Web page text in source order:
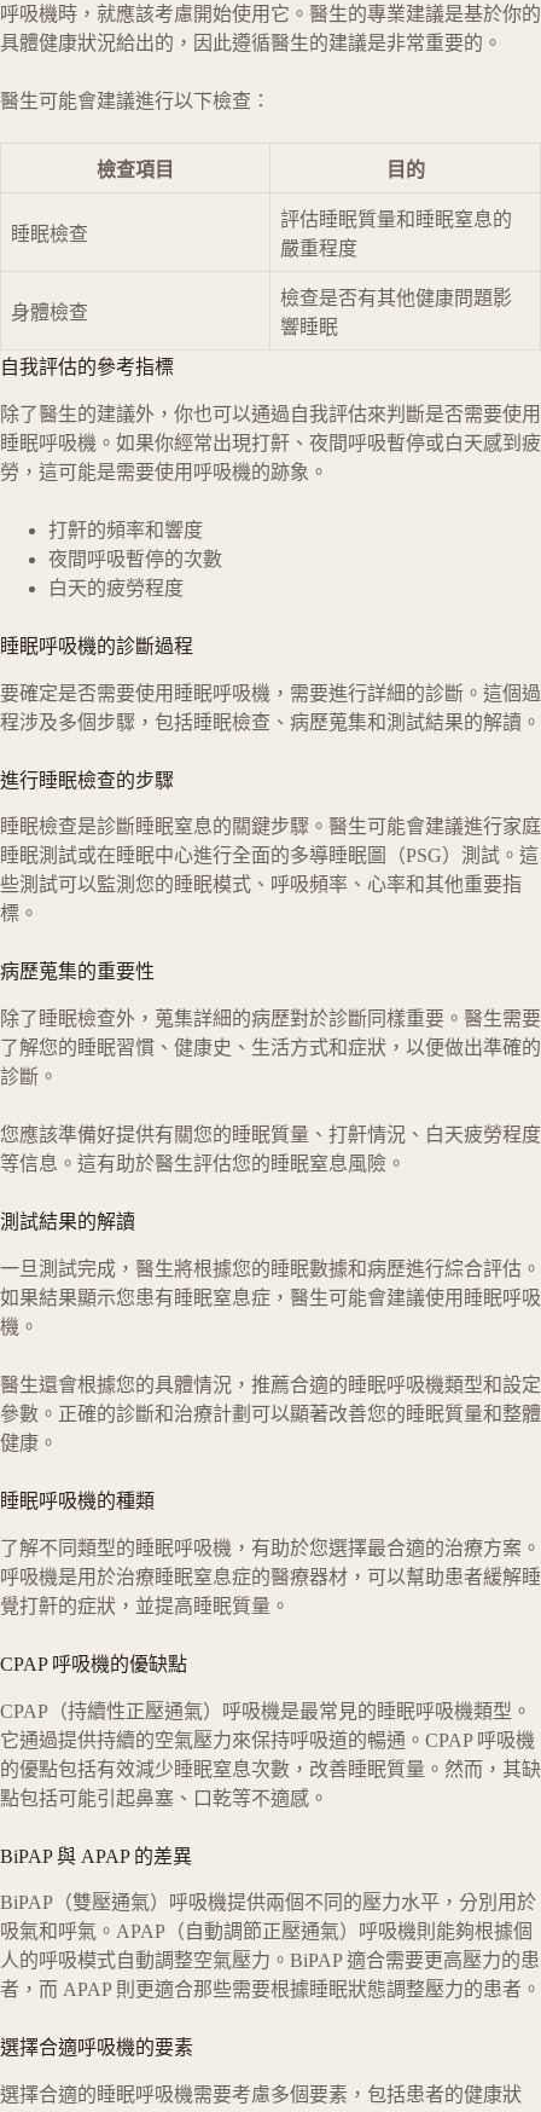
呼吸機時，就應該考慮開始使用它。醫生的專業建議是基於你的
具體健康狀況給出的，因此遵循醫生的建議是非常重要的。
醫生可能會建議進行以下檢查：
檢查項目 目的
睡眠檢查
評估睡眠質量和睡眠窒息的
嚴重程度
身體檢查
檢查是否有其他健康問題影
響睡眠
自我評估的參考指標
除了醫生的建議外，你也可以通過自我評估來判斷是否需要使用
睡眠呼吸機。如果你經常出現打鼾、夜間呼吸暫停或白天感到疲
勞，這可能是需要使用呼吸機的跡象。
打鼾的頻率和響度
夜間呼吸暫停的次數
白天的疲勞程度
睡眠呼吸機的診斷過程
要確定是否需要使用睡眠呼吸機，需要進行詳細的診斷。這個過
程涉及多個步驟，包括睡眠檢查、病歷蒐集和測試結果的解讀。
進行睡眠檢查的步驟
睡眠檢查是診斷睡眠窒息的關鍵步驟。醫生可能會建議進行家庭
睡眠測試或在睡眠中心進行全面的多導睡眠圖（PSG）測試。這
些測試可以監測您的睡眠模式、呼吸頻率、心率和其他重要指
標。
病歷蒐集的重要性
除了睡眠檢查外，蒐集詳細的病歷對於診斷同樣重要。醫生需要
了解您的睡眠習慣、健康史、生活方式和症狀，以便做出準確的
診斷。
您應該準備好提供有關您的睡眠質量、打鼾情況、白天疲勞程度
等信息。這有助於醫生評估您的睡眠窒息風險。
測試結果的解讀
一旦測試完成，醫生將根據您的睡眠數據和病歷進行綜合評估。
如果結果顯示您患有睡眠窒息症，醫生可能會建議使用睡眠呼吸
機。
醫生還會根據您的具體情況，推薦合適的睡眠呼吸機類型和設定
參數。正確的診斷和治療計劃可以顯著改善您的睡眠質量和整體
健康。
睡眠呼吸機的種類
了解不同類型的睡眠呼吸機，有助於您選擇最合適的治療方案。
呼吸機是用於治療睡眠窒息症的醫療器材，可以幫助患者緩解睡
覺打鼾的症狀，並提高睡眠質量。
CPAP 呼吸機的優缺點
CPAP（持續性正壓通氣）呼吸機是最常見的睡眠呼吸機類型。
它通過提供持續的空氣壓力來保持呼吸道的暢通。CPAP 呼吸機
的優點包括有效減少睡眠窒息次數，改善睡眠質量。然而，其缺
點包括可能引起鼻塞、口乾等不適感。
BiPAP 與 APAP 的差異
BiPAP（雙壓通氣）呼吸機提供兩個不同的壓力水平，分別用於
吸氣和呼氣。APAP（自動調節正壓通氣）呼吸機則能夠根據個
人的呼吸模式自動調整空氣壓力。BiPAP 適合需要更高壓力的患
者，而 APAP 則更適合那些需要根據睡眠狀態調整壓力的患者。
選擇合適呼吸機的要素
選擇合適的睡眠呼吸機需要考慮多個要素，包括患者的健康狀